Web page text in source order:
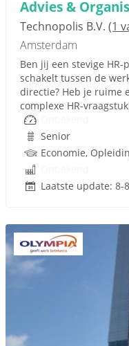
Advies &
Technopolis B.V. (1
Amsterdam
Ben jij een stevige
schakelt tussen de
directie? Heb je ruime
complexe HR-
Senior
Economie,
Laatste update: 8-